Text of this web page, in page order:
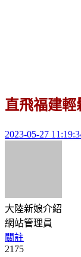
直飛福建輕
2023-05-27
大陸新娘介紹
網站管理員
關註
2175